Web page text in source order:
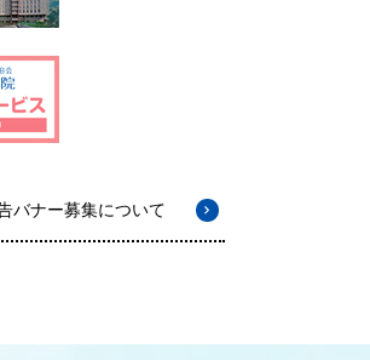
バナー募集について